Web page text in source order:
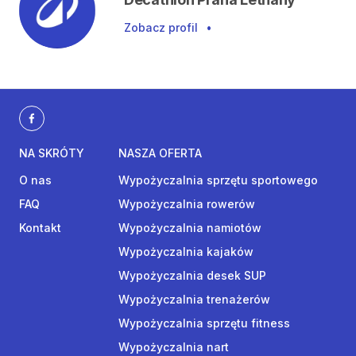
Zobacz profil •
NA SKRÓTY
O nas
FAQ
Kontakt
NASZA OFERTA
Wypożyczalnia sprzętu sportowego
Wypożyczalnia rowerów
Wypożyczalnia namiotów
Wypożyczalnia kajaków
Wypożyczalnia desek SUP
Wypożyczalnia trenażerów
Wypożyczalnia sprzętu fitness
Wypożyczalnia nart